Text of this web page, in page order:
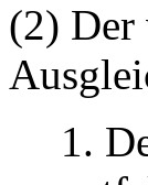
(2) Der
1.